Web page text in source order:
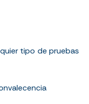
tipo de pruebas